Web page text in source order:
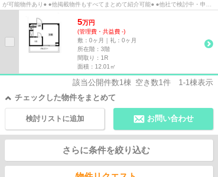
が可能物件あり● ●他掲載物件もすべてまとめて紹介可能● ●他社で検討中・申込
5万円
(管理費・共益費 -)
敷：0ヶ月｜礼：0ヶ月
所在階：3階
間取り：1R
面積：12.01㎡
該当公開件数1棟 空き数1件 1-1棟表示
チェックした物件をまとめて
お問い合わせ
検討リストに追加
さらに条件を絞り込む